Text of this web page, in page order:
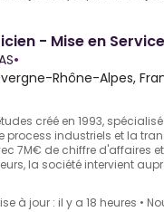
- Mise en
•
Rhône-Alpes,
créé en 1993,
process industriels et la
7M€ de chiffre d'affaires
la société intervient
à jour : il y a 18 heures •